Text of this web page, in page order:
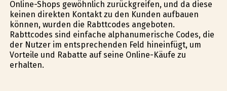
Online-Shops gewöhnlich zurückgreifen, und da diese
keinen direkten Kontakt zu den Kunden aufbauen
können, wurden die Rabttcodes angeboten.
Rabttcodes sind einfache alphanumerische Codes, die
der Nutzer im entsprechenden Feld hineinfügt, um
Vorteile und Rabatte auf seine Online-Käufe zu
erhalten.